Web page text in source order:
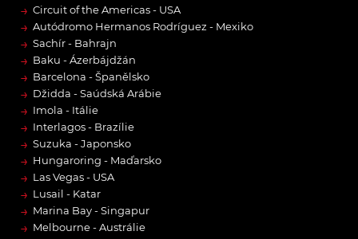
→ Circuit of the Americas - USA
→ Autódromo Hermanos Rodríguez - Mexiko
→ Sachír - Bahrajn
→ Baku - Ázerbájdžán
→ Barcelona - Španělsko
→ Džidda - Saúdská Arábie
→ Imola - Itálie
→ Interlagos - Brazílie
→ Suzuka - Japonsko
→ Hungaroring - Maďarsko
→ Las Vegas - USA
→ Lusail - Katar
→ Marina Bay - Singapur
→ Melbourne - Austrálie